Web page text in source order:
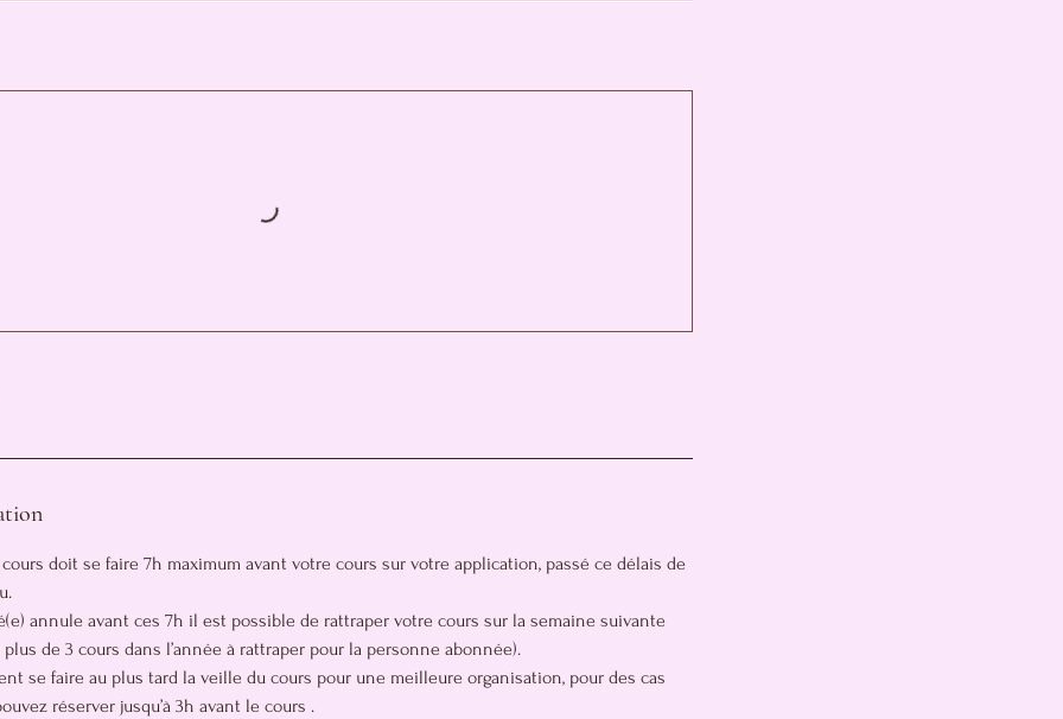
cours doit se faire 7h maximum avant votre cours sur votre application, passé ce délais de
annule avant ces 7h il est possible de rattraper votre cours sur la semaine suivante
de 3 cours dans l’année à rattraper pour la personne abonnée).
se faire au plus tard la veille du cours pour une meilleure organisation, pour des cas
réserver jusqu’à 3h avant le cours .